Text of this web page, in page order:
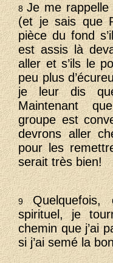
8Je me rappelle
(et je sais que
pièce du fond
est assis là
aller et s’ils le
peu plus
je leur dis
Maintenant
groupe est
devrons aller
pour les
serait très bien!
9Quelquefois,
spirituel, je
chemin que j’ai
si j’ai semé la